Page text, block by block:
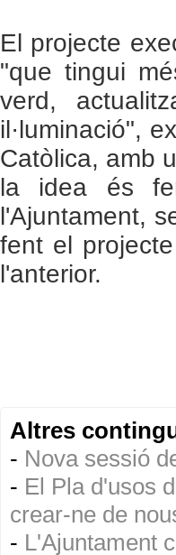
El projecte
"que tingui
verd,
il·luminació",
Catòlica, amb
la idea és
l'Ajuntament,
fent el
l'anterior.
Altres
- Nova sessió
- El Pla d'usos
crear-ne de
- L'Ajuntament